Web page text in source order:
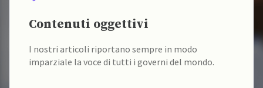
Contenuti oggettivi
I nostri articoli riportano sempre in modo
imparziale la voce di tutti i governi del mondo.